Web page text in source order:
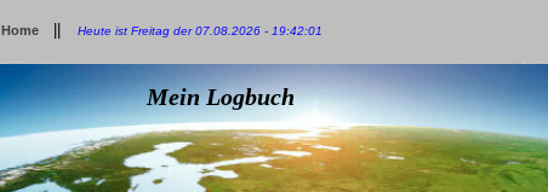
Home Heute ist Freitag der 07.08.2026 - 19:42:01
Mein Logbuch